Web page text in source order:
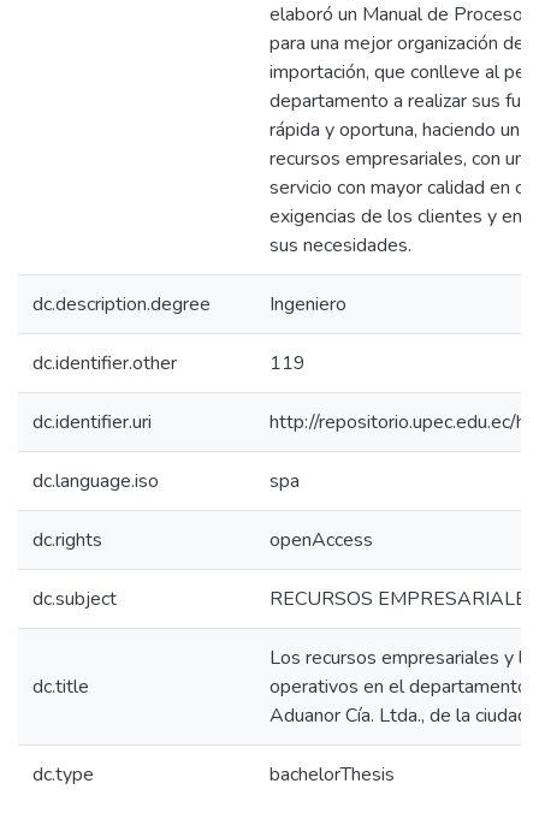
elaboró un Manual de
para una mejor organización
importación, que conlleve al
departamento a realizar sus
rápida y oportuna, haciendo un
recursos empresariales, con un
servicio con mayor calidad en
exigencias de los clientes y en
sus necesidades.
dc.description.degree Ingeniero
dc.identifier.other 119
dc.identifier.uri http://repositorio.upec.edu.ec/
dc.language.iso spa
dc.rights openAccess
dc.subject RECURSOS EMPRESARIALES
dc.title
Los recursos empresariales y
operativos en el departamento
Aduanor Cía. Ltda., de la ciudad
dc.type bachelorThesis